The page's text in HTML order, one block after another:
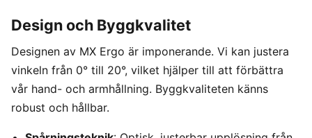
Design och Byggkvalitet
Designen av MX Ergo är imponerande. Vi kan justera
vinkeln från 0° till 20°, vilket hjälper till att förbättra
vår hand- och armhållning. Byggkvaliteten känns
robust och hållbar.